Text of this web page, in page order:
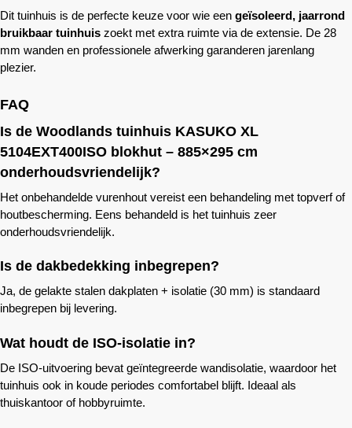
Dit tuinhuis is de perfecte keuze voor wie een geïsoleerd, jaarrond
bruikbaar tuinhuis zoekt met extra ruimte via de extensie. De 28
mm wanden en professionele afwerking garanderen jarenlang
plezier.
FAQ
Is de Woodlands tuinhuis KASUKO XL
5104EXT400ISO blokhut – 885×295 cm
onderhoudsvriendelijk?
Het onbehandelde vurenhout vereist een behandeling met topverf of
houtbescherming. Eens behandeld is het tuinhuis zeer
onderhoudsvriendelijk.
Is de dakbedekking inbegrepen?
Ja, de gelakte stalen dakplaten + isolatie (30 mm) is standaard
inbegrepen bij levering.
Wat houdt de ISO-isolatie in?
De ISO-uitvoering bevat geïntegreerde wandisolatie, waardoor het
tuinhuis ook in koude periodes comfortabel blijft. Ideaal als
thuiskantoor of hobbyruimte.